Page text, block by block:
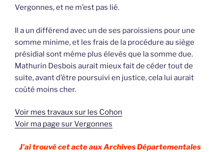
Vergonnes, et ne m’est pas lié.
Il a un différend avec un de ses paroissiens pour une
somme minime, et les frais de la procédure au siège
présidial sont même plus élevés que la somme due.
Mathurin Desbois aurait mieux fait de céder tout de
suite, avant d’être poursuivi en justice, cela lui aurait
coûté moins cher.
Voir mes travaux sur les Cohon
Voir ma page sur Vergonnes
J’ai trouvé cet acte aux Archives Départementales